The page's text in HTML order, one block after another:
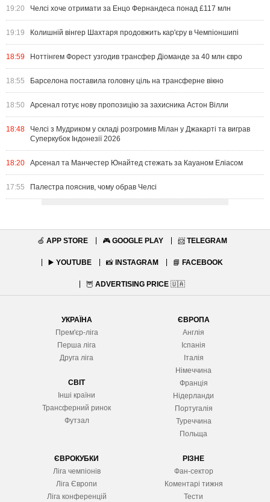
19:20 Челсі хоче отримати за Енцо Фернандеса понад £117 млн
19:19 Колишній вінгер Шахтаря продовжить кар'єру в Чемпіоншипі
18:59 Ноттінгем Форест узгодив трансфер Діоманде за 40 млн євро
18:55 Барселона поставила головну ціль на трансферне вікно
18:50 Арсенал готує нову пропозицію за захисника Астон Вілли
18:48
Челсі з Мудриком у складі розгромив Мілан у Джакарті та виграв
Суперкубок Індонезії 2026
18:20 Арсенал та Манчестер Юнайтед стежать за Кауаном Еліасом
17:55 Палестра пояснив, чому обрав Челсі
🍏 APP STORE 🎮 GOOGLE PLAY 📨 TELEGRAM
▶️ YOUTUBE 📸 INSTAGRAM 📘 FACEBOOK
🦉 ADVERTISING PRICE 🇺🇦
УКРАЇНА
Прем'єр-ліга
Перша ліга
Друга ліга
СВІТ
Інші країни
Трансферний ринок
Футзал
ЄВРОПА
Англія
Іспанія
Італія
Німеччина
Франція
Нідерланди
Португалія
Туреччина
Польща
ЄВРОКУБКИ
Ліга чемпіонів
Ліга Європи
Ліга конференцій
РІЗНЕ
Фан-сектор
Коментарі тижня
Тести